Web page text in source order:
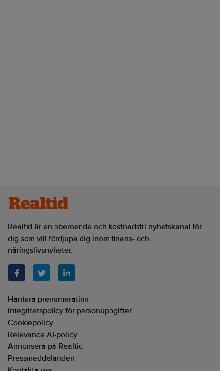
Realtid är en oberoende och kostnadsfri nyhetskanal för
dig som vill fördjupa dig inom finans- och
näringslivsnyheter.
Hantera prenumeration
Integritetspolicy för personuppgifter
Cookiepolicy
Relevance AI-policy
Annonsera på Realtid
Pressmeddelanden